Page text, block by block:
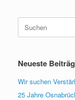
Suchen
nach:
Neueste
Wir suchen
25 Jahre